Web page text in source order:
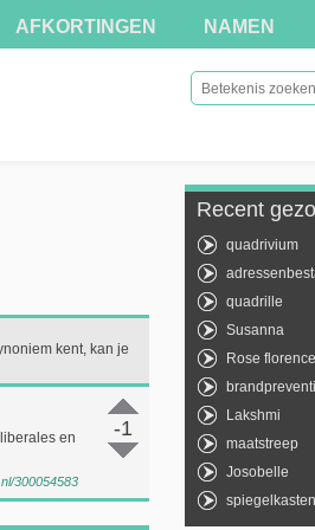
AFKORTINGEN NAMEN
kent, kan je
-1
en
300054583
Recent
quadrivium
quadrille
Susanna
Rose florence
Lakshmi
maatstreep
Josobelle
spiegelkasten